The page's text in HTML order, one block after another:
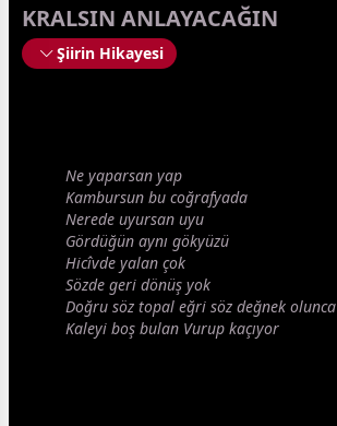
KRALSIN ANLAYACAĞIN
Şiirin Hikayesi
Ne yaparsan yap
Kambursun bu coğrafyada
Nerede uyursan uyu
Gördüğün aynı gökyüzü
Hicîvde yalan çok
Sözde geri dönüş yok
Doğru söz topal eğri söz değnek olunca
Kaleyi boş bulan Vurup kaçıyor